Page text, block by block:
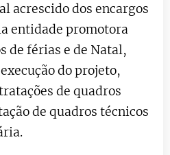
acrescido dos encargos
entidade promotora
de férias e de Natal,
do projeto,
de quadros
de quadros técnicos